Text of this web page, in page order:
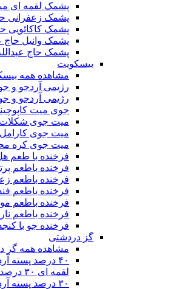
پشمک لقمه ای
پشمک زعفرانی حاج
پشمک کاکائویی حاج
پشمک وانیل حاج
پشمک حاج
بیسکویت
مشاهده همه
رژیمی آردجو و
رژیمی آردجو و
جوی میت
میت جوی شکلات
میت جوی کارامل
میت جوی کره
فرخنده با طعم
فرخنده باطعم
فرخنده باطعم
فرخنده باطعم
فرخنده باطعم
فرخنده باطعم
فرخنده جو با
گز دردشتی
مشاهده همه گز
۴۰ درصد پسته آردی
لقمه ای ۳۰ درصد پسته
۳۰ درصد پسته آردی